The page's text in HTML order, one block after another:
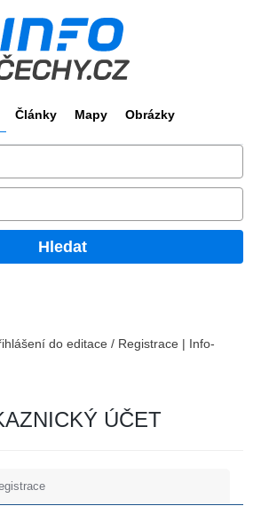
Články Mapy Obrázky
Hledat
do editace / Registrace | Info-
ÚČET